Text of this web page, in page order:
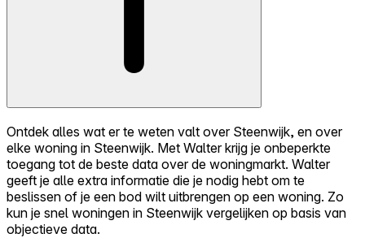
Ontdek alles wat er te weten valt over Steenwijk, en over
elke woning in Steenwijk. Met Walter krijg je onbeperkte
toegang tot de beste data over de woningmarkt. Walter
geeft je alle extra informatie die je nodig hebt om te
beslissen of je een bod wilt uitbrengen op een woning. Zo
kun je snel woningen in Steenwijk vergelijken op basis van
objectieve data.